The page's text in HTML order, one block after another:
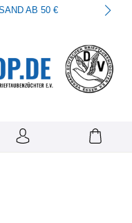
AB 50 €